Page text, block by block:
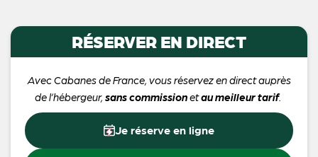
RÉSERVER EN DIRECT
Avec Cabanes de France, vous réservez en direct auprès
de l’hébergeur, sans commissionetau meilleur tarif.
Je réserve en ligne